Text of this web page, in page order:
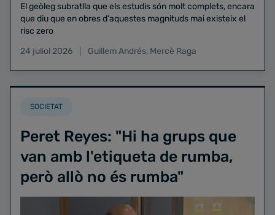
El geòleg subratlla que els estudis són molt complets, encara
que diu que en obres d'aquestes magnituds mai existeix el
risc zero
24 juliol 2026
Guillem Andrés, Mercè Raga
SOCIETAT
Peret Reyes: "Hi ha grups que
van amb l'etiqueta de rumba,
però allò no és rumba"